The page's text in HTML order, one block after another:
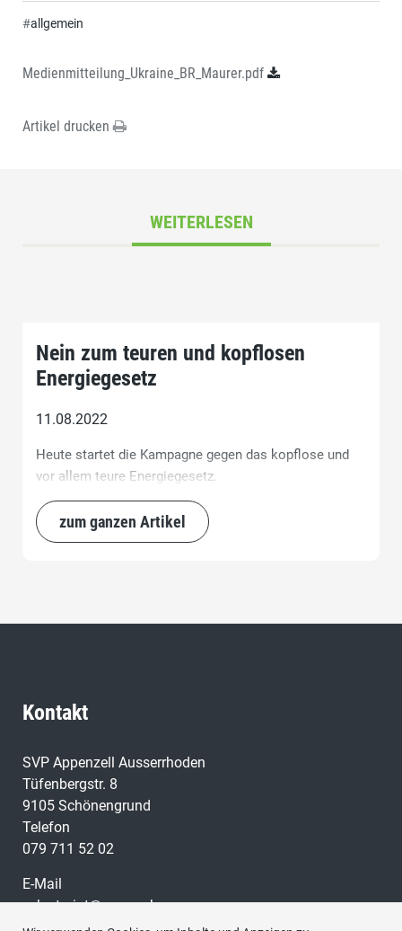
#allgemein
Medienmitteilung_Ukraine_BR_Maurer.pdf
Artikel drucken
WEITERLESEN
Nein zum teuren und kopflosen
Energiegesetz
11.08.2022
Heute startet die Kampagne gegen das kopflose und
vor allem teure Energiegesetz.
zum ganzen Artikel
Kontakt
SVP Appenzell Ausserrhoden
Tüfenbergstr. 8
9105 Schönengrund
Telefon
079 711 52 02
E-Mail
sekretariat@svp-ar.ch